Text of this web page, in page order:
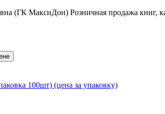
100шт) (цена за упаковку)